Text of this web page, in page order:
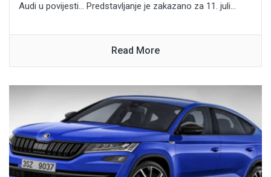
Audi u povijesti… Predstavljanje je zakazano za 11. juli...
Read More